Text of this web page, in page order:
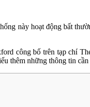
này hoạt động bất
công bố trên tạp chí
thêm những thông tin